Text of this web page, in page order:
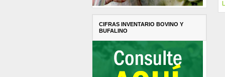
CIFRAS INVENTARIO BOVINO Y
BUFALINO